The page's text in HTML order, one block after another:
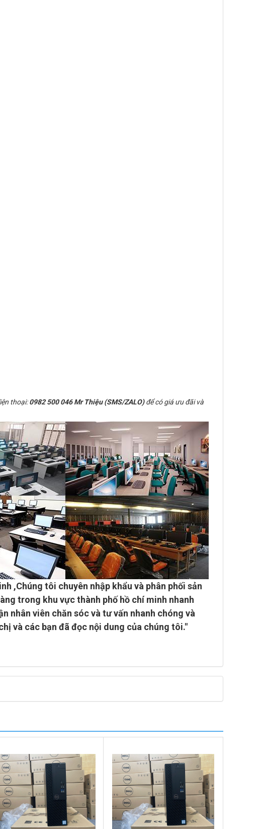
thoại:0982 500 046 Mr Thiệu (SMS/ZALO)để có giá ưu đãi và
,Chúng tôi chuyên nhập khẩu và phân phối sản
trong khu vực thành phố hồ chí minh nhanh
nhân viên chăn sóc và tư vấn nhanh chóng và
và các bạn đã đọc nội dung của chúng tôi."